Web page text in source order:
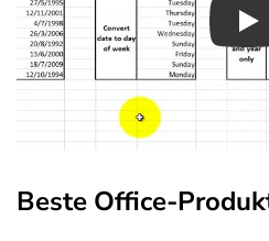
Play
Beste Office-